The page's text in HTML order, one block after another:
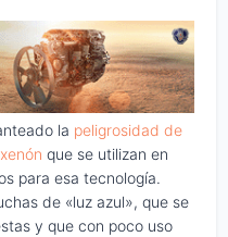
la peligrosidad de
que se utilizan en
para esa tecnología.
de «luz azul», que se
y que con poco uso